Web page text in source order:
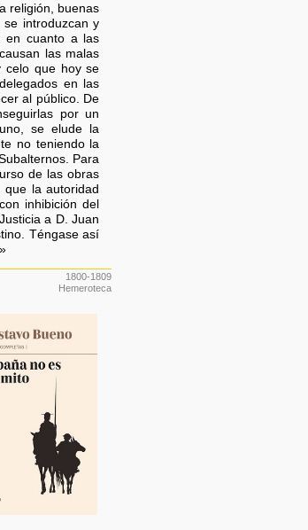
religión, buenas
se introduzcan y
en cuanto a las
las malas
celo que hoy se
en las
al público. De
por un
se elude la
no teniendo la
Para
de las obras
que la autoridad
inhibición del
a D. Juan
Téngase así
1800-1809
Hemeroteca